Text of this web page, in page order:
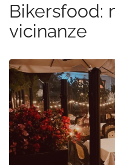
Bikersfood:
vicinanze